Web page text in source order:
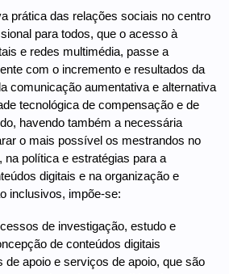
prática das relações sociais no centro
para todos, que o acesso à
e redes multimédia, passe a
com o incremento e resultados da
comunicação aumentativa e alternativa
tecnológica de compensação e de
havendo também a necessária
o mais possível os mestrandos no
na política e estratégias para a
digitais e na organização e
inclusivos, impõe-se:
de investigação, estudo e
de conteúdos digitais
apoio e serviços de apoio, que são